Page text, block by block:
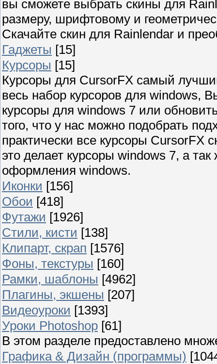
вы сможете выбрать скины для
размеру, шрифтовому и
Скачайте скин для Rainlendar и
Гаджеты [15]
Курсоры [15]
Курсоры для CursorFX самый
весь набор курсоров для windows,
курсоры для windows 7 или
того, что у нас можно подобрать
практически все курсоры
это делает курсоры windows 7, а
оформления windows.
Иконки [156]
Обои [418]
Футажи [1926]
Стили, кисти [138]
Клипарт, скрап [1576]
Фоны, текстуры [160]
Рамки, шаблоны [4962]
Плагины, экшены [207]
Видеоуроки [1393]
Уроки Photoshop [61]
В этом разделе предоставлено
Графика & Дизайн (программы)